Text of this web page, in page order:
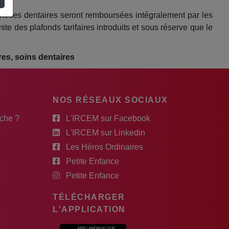
dentaires seront remboursées intégralement par les
des plafonds tarifaires introduits et sous réserve que le
soins dentaires
?
NOS RÉSEAUX SOCIAUX
L'IRCEM sur Facebook
L'IRCEM sur Linkedin
Les Héros Ordinaires
Petite Enfance
Petite Enfance
TÉLÉCHARGER
L'APPLICATION